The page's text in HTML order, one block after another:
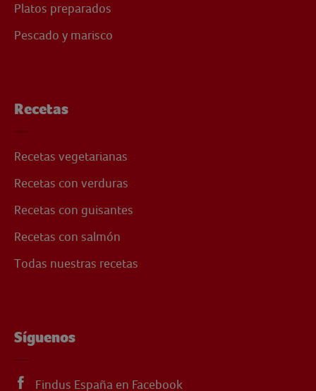
Platos preparados
Pescado y marisco
Recetas
Recetas vegetarianas
Recetas con verduras
Recetas con guisantes
Recetas con salmón
Todas nuestras recetas
Síguenos
Findus España en Facebook